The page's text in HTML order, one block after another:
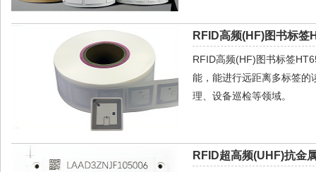
RFID高频(HF)图书标签
RFID高频(HF)图书标签
能，能进行远距离多标签的
理、设备巡检等领域。
RFID超高频(UHF)抗金